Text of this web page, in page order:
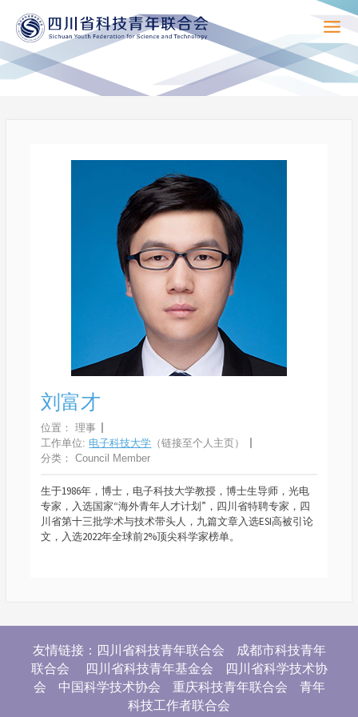
刘富才
位置：理事
工作单位: 电子科技大学 （链接至个人主页）
分类：Council Member
生于1986年，博士，电子科技大学教授，博士生导师，光电
专家，入选国家“海外青年人才计划”，四川省特聘专家，四
川省第十三批学术与技术带头人，九篇文章入选ESI高被引论
文，入选2022年全球前2%顶尖科学家榜单。
友情链接：四川省科技青年联合会 成都市科技青年
联合会 四川省科技青年基金会 四川省科学技术协
会 中国科学技术协会 重庆科技青年联合会 青年
科技工作者联合会